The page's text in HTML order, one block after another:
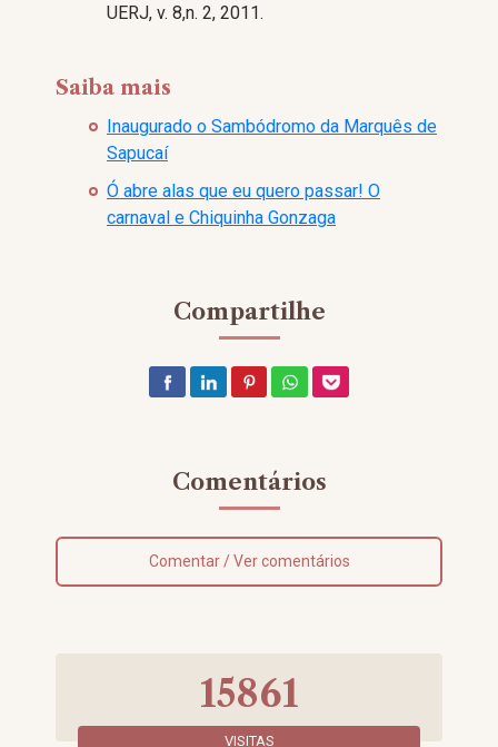
15861
VISITAS
UERJ, v. 8,n. 2, 2011.
Saiba mais
Inaugurado o Sambódromo da Marquês de
Sapucaí
Ó abre alas que eu quero passar! O
carnaval e Chiquinha Gonzaga
Compartilhe
Comentários
Comentar / Ver comentários